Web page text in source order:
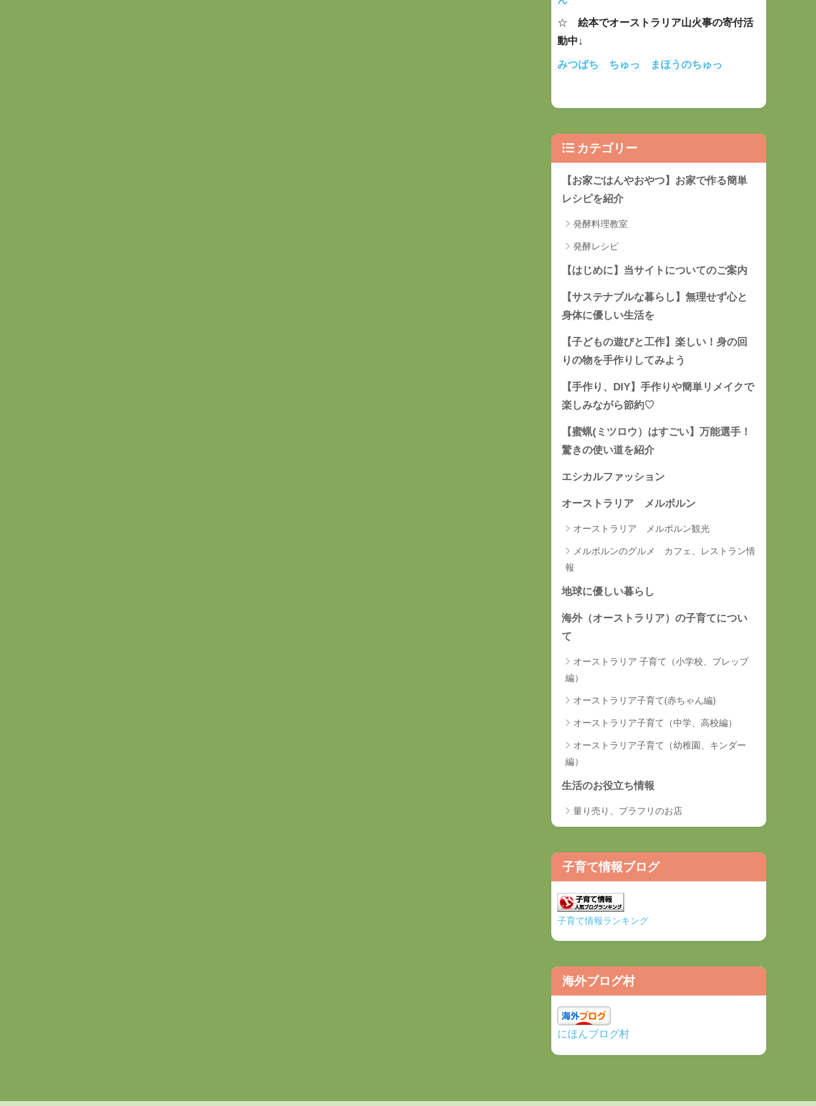
☆ 絵本でオーストラリア山火事の寄付活
動中↓
みつばち ちゅっ まほうのちゅっ
カテゴリー
【お家ごはんやおやつ】お家で作る簡単
レシピを紹介
発酵料理教室
発酵レシピ
【はじめに】当サイトについてのご案内
【サステナブルな暮らし】無理せず心と
身体に優しい生活を
【子どもの遊びと工作】楽しい！身の回
りの物を手作りしてみよう
【手作り、DIY】手作りや簡単リメイクで
楽しみながら節約♡
【蜜蝋(ミツロウ）はすごい】万能選手！
驚きの使い道を紹介
エシカルファッション
オーストラリア メルボルン
オーストラリア メルボルン観光
メルボルンのグルメ カフェ、レストラン情
報
地球に優しい暮らし
海外（オーストラリア）の子育てについ
て
オーストラリア 子育て（小学校、プレップ
編）
オーストラリア子育て(赤ちゃん編)
オーストラリア子育て（中学、高校編）
オーストラリア子育て（幼稚園、キンダー
編）
生活のお役立ち情報
量り売り、プラフリのお店
子育て情報ブログ
子育て情報ランキング
海外ブログ村
にほんブログ村